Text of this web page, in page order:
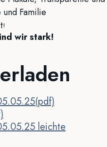
Familie
!
wir stark!
leichte